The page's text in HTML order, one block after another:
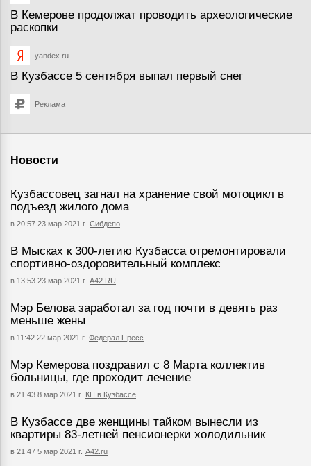
В Кемерове продолжат проводить археологические
раскопки
yandex.ru
В Кузбассе 5 сентября выпал первый снег
Реклама
Новости
Кузбассовец загнал на хранение свой мотоцикл в
подъезд жилого дома
в 20:57 23 мар 2021 г. Сибдепо
В Мысках к 300-летию Кузбасса отремонтировали
спортивно-оздоровительный комплекс
в 13:53 23 мар 2021 г. А42.RU
Мэр Белова заработал за год почти в девять раз
меньше жены
в 11:42 22 мар 2021 г. Федерал Пресс
Мэр Кемерова поздравил с 8 Марта коллектив
больницы, где проходит лечение
в 21:43 8 мар 2021 г. КП в Кузбассе
В Кузбассе две женщины тайком вынесли из
квартиры 83-летней пенсионерки холодильник
в 21:47 5 мар 2021 г. А42.ru